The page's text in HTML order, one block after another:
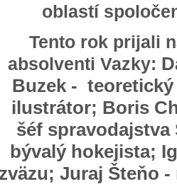
oblastí
Tento rok prijali
absolventi Vazky:
Buzek -
ilustrátor; Boris
šéf
bývalý hokejista;
zväzu; Juraj Šteňo